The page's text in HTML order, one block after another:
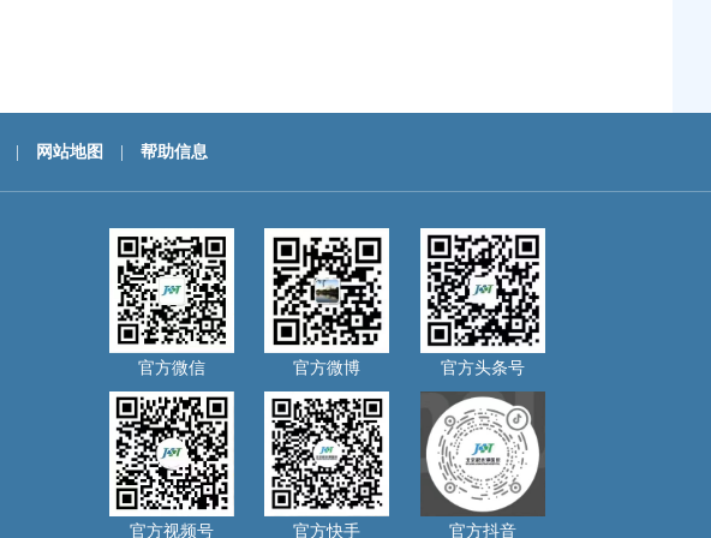
网站地图 帮助信息
官方微信 官方微博 官方头条号
官方视频号 官方快手 官方抖音